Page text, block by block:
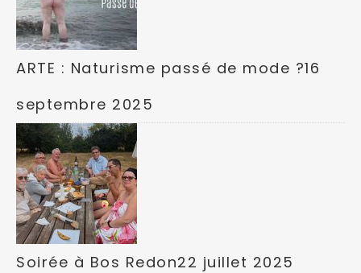
ARTE : Naturisme passé de mode ?16
septembre 2025
Soirée à Bos Redon22 juillet 2025